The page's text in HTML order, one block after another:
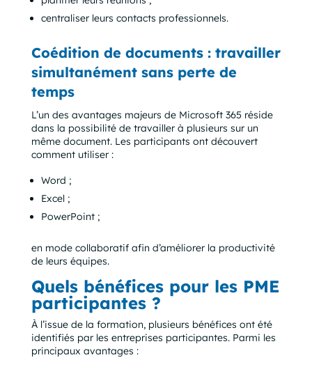
centraliser leurs contacts professionnels.
Coédition de documents : travailler
simultanément sans perte de
temps
L’un des avantages majeurs de Microsoft 365 réside
dans la possibilité de travailler à plusieurs sur un
même document. Les participants ont découvert
comment utiliser :
Word ;
Excel ;
PowerPoint ;
en mode collaboratif afin d’améliorer la productivité
de leurs équipes.
Quels bénéfices pour les PME
participantes ?
À l’issue de la formation, plusieurs bénéfices ont été
identifiés par les entreprises participantes. Parmi les
principaux avantages :